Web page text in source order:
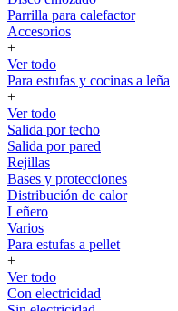
Parrilla para calefactor
Accesorios
+
Ver todo
Para estufas y cocinas a leña
+
Ver todo
Salida por techo
Salida por pared
Rejillas
Bases y protecciones
Distribución de calor
Leñero
Varios
Para estufas a pellet
+
Ver todo
Con electricidad